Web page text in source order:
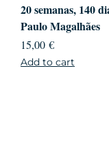
20 semanas, 140
Paulo Magalhães
15,00 €
Add to cart